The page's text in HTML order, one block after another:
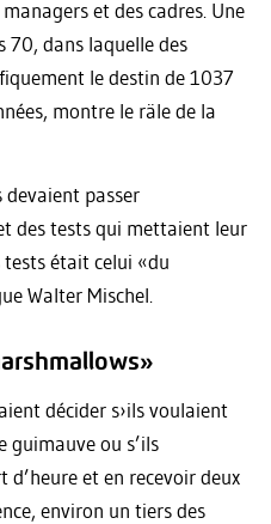
et des cadres. Une
70, dans laquelle des
le destin de 1037
montre le räle de la
devaient passer
des tests qui mettaient leur
tests était celui «du
Walter Mischel.
décider s›ils voulaient
guimauve ou s’ils
et en recevoir deux
environ un tiers des